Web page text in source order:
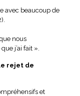
avec beaucoup de
nous
j’ai fait ».
rejet de
et